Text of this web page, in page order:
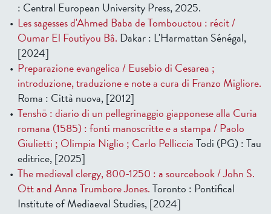
: Central European University Press, 2025.
Les sagesses d'Ahmed Baba de Tombouctou : récit /
Oumar El Foutiyou Bâ. Dakar : L'Harmattan Sénégal,
[2024]
Preparazione evangelica / Eusebio di Cesarea ;
introduzione, traduzione e note a cura di Franzo Migliore.
Roma : Città nuova, [2012]
Tenshō : diario di un pellegrinaggio giapponese alla Curia
romana (1585) : fonti manoscritte e a stampa / Paolo
Giulietti ; Olimpia Niglio ; Carlo PellicciaTodi (PG) : Tau
editrice, [2025]
The medieval clergy, 800-1250 : a sourcebook / John S.
Ott and Anna Trumbore Jones.Toronto : Pontifical
Institute of Mediaeval Studies, [2024]